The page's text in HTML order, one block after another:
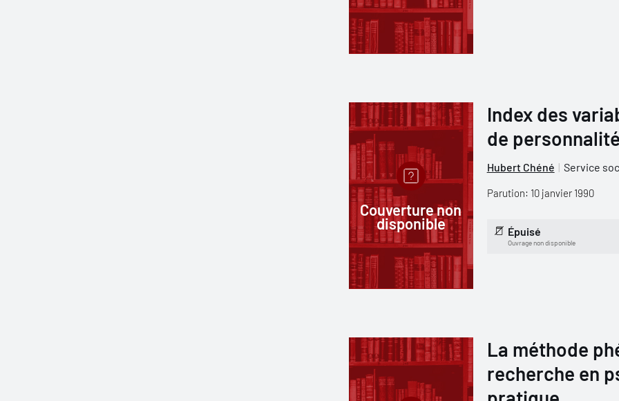
Couverture non
disponible
Index des
de personnalité
Hubert Chéné Service
Parution: 10 janvier 1990
Épuisé
Ouvrage non disponible
La méthode
recherche en